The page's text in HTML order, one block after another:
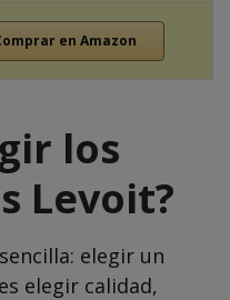
en Amazon
los
Levoit?
elegir un
elegir calidad,